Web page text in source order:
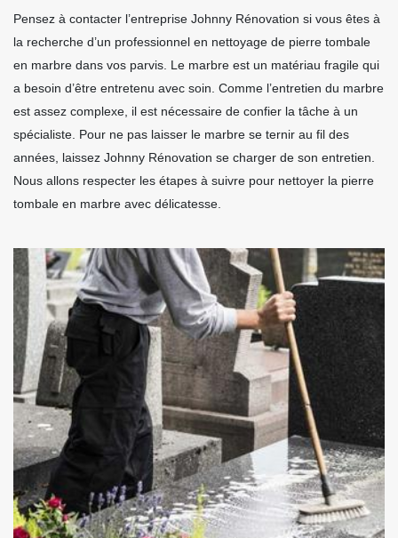
Pensez à contacter l’entreprise Johnny Rénovation si vous êtes à
la recherche d’un professionnel en nettoyage de pierre tombale
en marbre dans vos parvis. Le marbre est un matériau fragile qui
a besoin d’être entretenu avec soin. Comme l’entretien du marbre
est assez complexe, il est nécessaire de confier la tâche à un
spécialiste. Pour ne pas laisser le marbre se ternir au fil des
années, laissez Johnny Rénovation se charger de son entretien.
Nous allons respecter les étapes à suivre pour nettoyer la pierre
tombale en marbre avec délicatesse.